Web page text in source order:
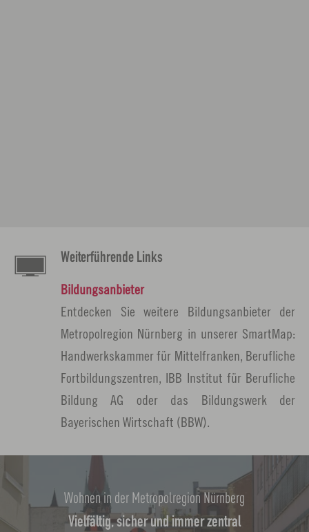
Weiterführende Links
Bildungsanbieter
Entdecken Sie weitere Bildungsanbieter der
Metropolregion Nürnberg in unserer SmartMap:
Handwerkskammer für Mittelfranken, Berufliche
Fortbildungszentren, IBB Institut für Berufliche
Bildung AG oder das Bildungswerk der
Bayerischen Wirtschaft (BBW).
Vielfältig, sicher und immer zentral
Wohnen in der Metropolregion Nürnberg